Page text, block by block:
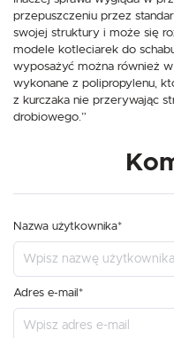
przepuszczeniu przez
swojej struktury i może się
modele kotleciarek do
wyposażyć można również
wykonane z polipropylenu,
z kurczaka nie przerywając
drobiowego.”
Nazwa użytkownika*
Adres e-mail*